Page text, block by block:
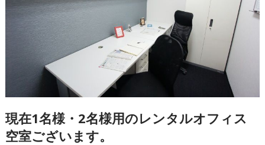
現在1名様・2名様用のレンタルオフィス
空室ございます。